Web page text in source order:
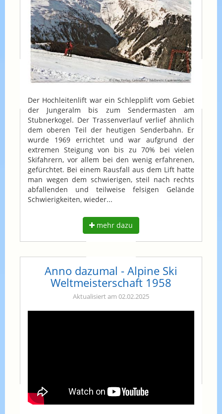
Der Hochleitenlift war ein Schlepplift vom Gebiet
der Jungeralm bis zum Sendermasten am
Stubnerkogel. Der Trassenverlauf verlief ähnlich
dem oberen Teil der heutigen Senderbahn. Er
wurde 1969 errichtet und war aufgrund der
extremen Steigung von bis zu 70% bei vielen
Skifahrern, vor allem bei den wenig erfahrenen,
gefürchtet. Bei einem Rausfall aus dem Lift hatte
man wegen dem schwierigen, steil nach rechts
abfallenden und teilweise felsigen Gelände
Schwierigkeiten, wieder...
mehr dazu
Anno dazumal - Alpine Ski
Weltmeisterschaft 1958
Aktualisiert am 02.02.2025